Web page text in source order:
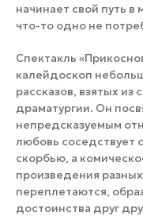
начинает свой путь в
что-то одно не
Спектакль
калейдоскоп
рассказов, взятых
драматургии. Он
непредсказуемым
любовь соседствует
скорбью, а
произведения
переплетаются,
достоинства друг